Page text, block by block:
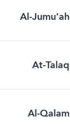
Al-Jumu'ah
At-Talaq
Al-Qalam